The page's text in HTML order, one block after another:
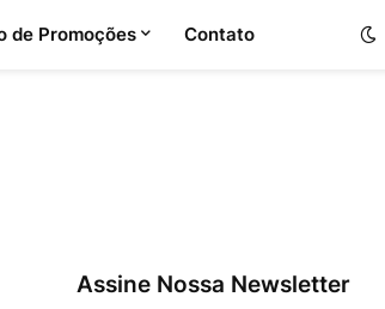
de Promoções Contato
Assine Nossa Newsletter